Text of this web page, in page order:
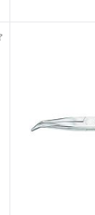
В избранное